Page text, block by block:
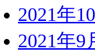
2021年
2021年9